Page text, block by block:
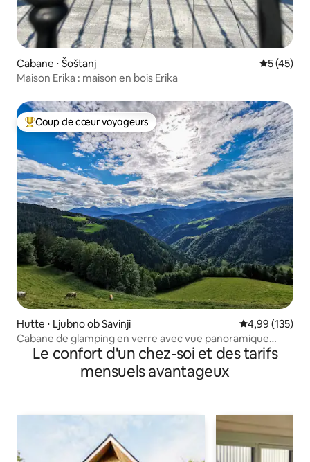
Cabane ⋅ Šoštanj
5 (45)
Maison Erika : maison en bois Erika
Coups de cœur voyageurs les plus appréciés
Coup de cœur voyageurs
Hutte ⋅ Ljubno ob Savinji Évaluation
4,99 (135)
Cabane de glamping en verre avec vue panoramique
paradisiaque
Le confort d'un chez-soi et des tarifs
mensuels avantageux